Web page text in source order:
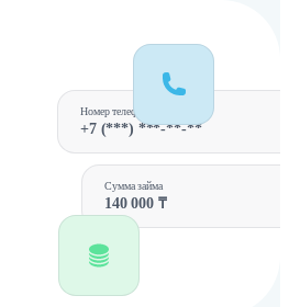
Номер телефона
+7 (***) ***-**-**
Сумма займа
140 000 ₸